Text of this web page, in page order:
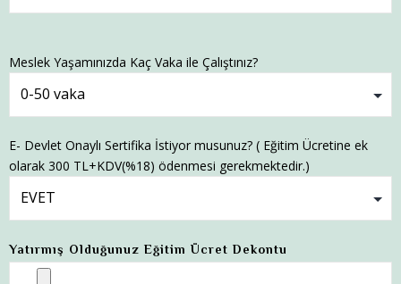
Meslek Yaşamınızda Kaç Vaka ile Çalıştınız?
E- Devlet Onaylı Sertifika İstiyor musunuz? ( Eğitim Ücretine ek
olarak 300 TL+KDV(%18) ödenmesi gerekmektedir.)
Yatırmış Olduğunuz Eğitim Ücret Dekontu